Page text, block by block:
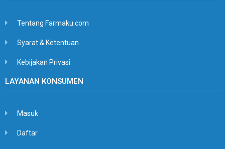
Tentang Farmaku.com
Syarat & Ketentuan
Kebijakan Privasi
LAYANAN KONSUMEN
Masuk
Daftar